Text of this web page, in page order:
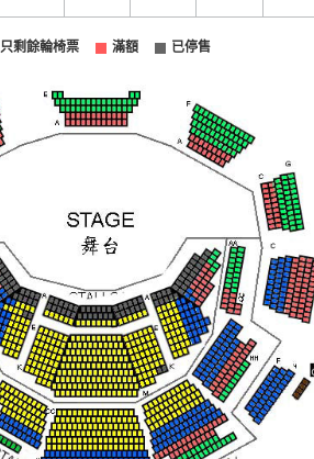
只剩餘輪椅票 滿額 已停售